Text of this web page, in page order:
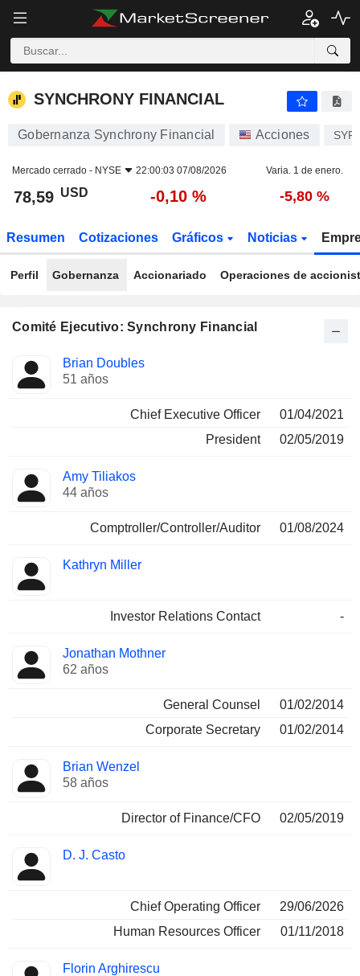
SYNCHRONY FINANCIAL
SYNCHRONY FINANCIAL
Gobernanza Synchrony Financial Acciones SYF
Mercado cerrado - NYSE 22:00:03 07/08/2026 Varia. 1 de enero.
78,59 USD -0,10 % -5,80 %
Resumen Cotizaciones Gráficos Noticias
Perfil Gobernanza Accionariado Operaciones de
Comité Ejecutivo: Synchrony Financial
Director
Funciones
ocupadas
Brian Doubles
51 años
Chief Executive Officer
01/04/2021
President
02/05/2019
Amy Tiliakos
44 años
Comptroller/Controller/Auditor 01/08/2024
Kathryn Miller
Investor Relations Contact -
Jonathan Mothner
62 años
General Counsel
01/02/2014
Corporate Secretary
01/02/2014
Brian Wenzel
58 años
Director of Finance/CFO 02/05/2019
D. J. Casto
Chief Operating Officer
29/06/2026
Human Resources Officer
01/11/2018
Florin Arghirescu